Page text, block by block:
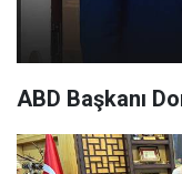
ABD Başkanı